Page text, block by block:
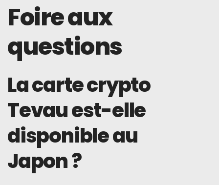
Foire aux
questions
La carte crypto
Tevau est-elle
disponible au
Japon ?